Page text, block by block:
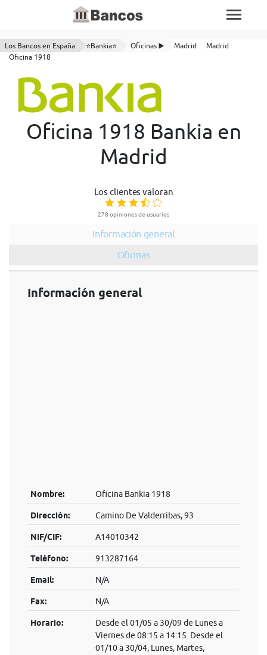
Los Bancos en España ⭐Bankia⭐ Oficinas ▶️ Madrid
Madrid
Oficina 1918
Oficina 1918 Bankia en
Madrid
Los clientes valoran
278 opiniones de usuarios
Información general
Oficinas
Información general
Nombre: Oficina Bankia 1918
Dirección: Camino De Valderribas, 93
NIF/CIF: A14010342
Teléfono: 913287164
Email: N/A
Fax: N/A
Horario:
Desde el 01/05 a 30/09 de Lunes a
Viernes de 08:15 a 14:15. Desde el
01/10 a 30/04, Lunes, Martes,